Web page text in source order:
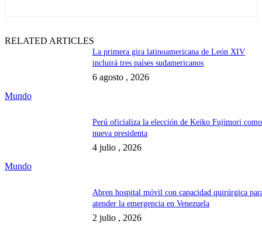
RELATED ARTICLES
Mundo
La primera gira latinoamericana de León XIV
incluirá tres países sudamericanos
6 agosto , 2026
Mundo
Perú oficializa la elección de Keiko Fujimori como
nueva presidenta
4 julio , 2026
Abren hospital móvil con capacidad quirúrgica
atender la emergencia en Venezuela
2 julio , 2026